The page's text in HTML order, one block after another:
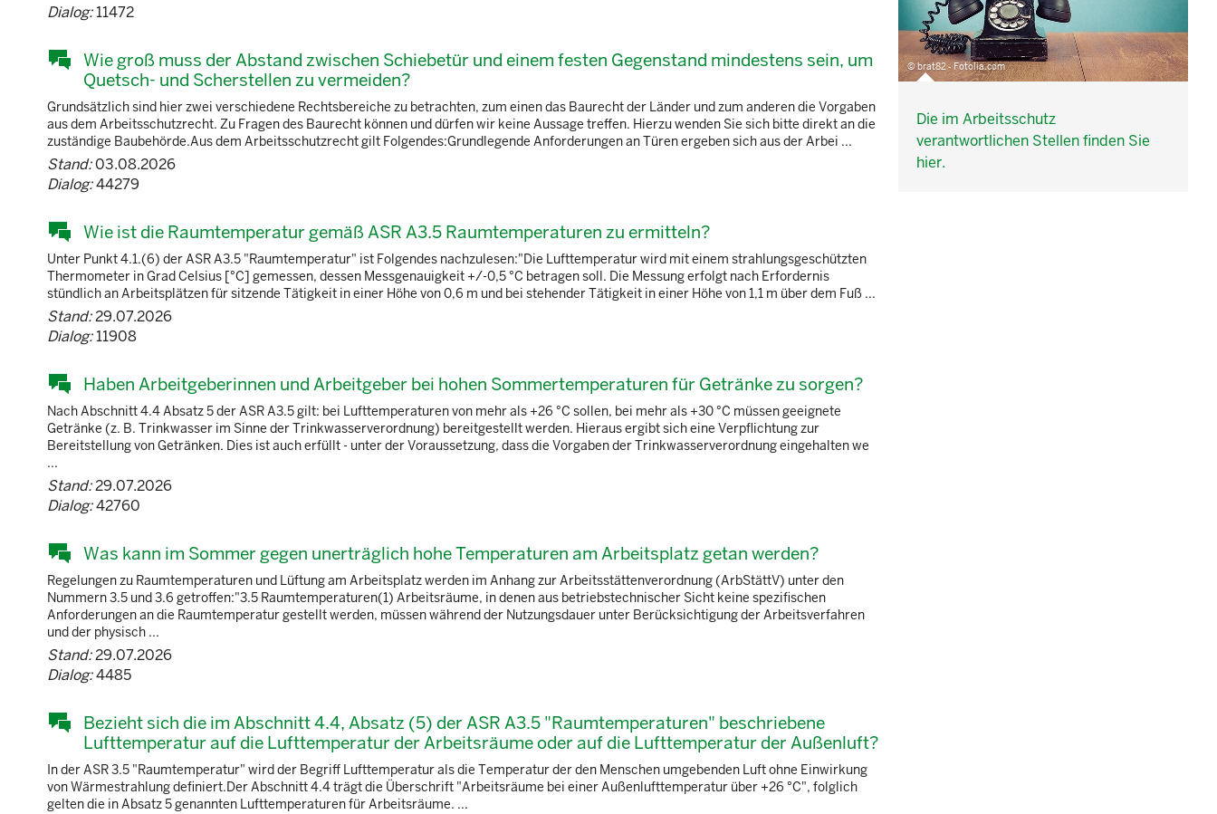
Dialog:11472
Wie groß muss der Abstand zwischen Schiebetür und einem festen Gegenstand mindestens sein, um
Quetsch- und Scherstellen zu vermeiden?
Grundsätzlich sind hier zwei verschiedene Rechtsbereiche zu betrachten, zum einen das Baurecht der Länder und zum anderen die Vorgaben
aus dem Arbeitsschutzrecht. Zu Fragen des Baurecht können und dürfen wir keine Aussage treffen. Hierzu wenden Sie sich bitte direkt an die
zuständige Baubehörde.Aus dem Arbeitsschutzrecht gilt Folgendes:Grundlegende Anforderungen an Türen ergeben sich aus der Arbei ...
Stand:03.08.2026
Dialog:44279
Wie ist die Raumtemperatur gemäß ASR A3.5 Raumtemperaturen zu ermitteln?
Unter Punkt 4.1.(6) der ASR A3.5 "Raumtemperatur" ist Folgendes nachzulesen:"Die Lufttemperatur wird mit einem strahlungsgeschützten
Thermometer in Grad Celsius [°C] gemessen, dessen Messgenauigkeit +/-0,5 °C betragen soll. Die Messung erfolgt nach Erfordernis
stündlich an Arbeitsplätzen für sitzende Tätigkeit in einer Höhe von 0,6 m und bei stehender Tätigkeit in einer Höhe von 1,1 m über dem Fuß ...
Stand:29.07.2026
Dialog:11908
Haben Arbeitgeberinnen und Arbeitgeber bei hohen Sommertemperaturen für Getränke zu sorgen?
Nach Abschnitt 4.4 Absatz 5 der ASR A3.5 gilt: bei Lufttemperaturen von mehr als +26 °C sollen, bei mehr als +30 °C müssen geeignete
Getränke (z. B. Trinkwasser im Sinne der Trinkwasserverordnung) bereitgestellt werden. Hieraus ergibt sich eine Verpflichtung zur
Bereitstellung von Getränken. Dies ist auch erfüllt - unter der Voraussetzung, dass die Vorgaben der Trinkwasserverordnung eingehalten we
...
Stand:29.07.2026
Dialog:42760
Was kann im Sommer gegen unerträglich hohe Temperaturen am Arbeitsplatz getan werden?
Regelungen zu Raumtemperaturen und Lüftung am Arbeitsplatz werden im Anhang zur Arbeitsstättenverordnung (ArbStättV) unter den
Nummern 3.5 und 3.6 getroffen:"3.5 Raumtemperaturen(1) Arbeitsräume, in denen aus betriebstechnischer Sicht keine spezifischen
Anforderungen an die Raumtemperatur gestellt werden, müssen während der Nutzungsdauer unter Berücksichtigung der Arbeitsverfahren
und der physisch ...
Stand:29.07.2026
Dialog:4485
Bezieht sich die im Abschnitt 4.4, Absatz (5) der ASR A3.5 "Raumtemperaturen" beschriebene
Lufttemperatur auf die Lufttemperatur der Arbeitsräume oder auf die Lufttemperatur der Außenluft?
In der ASR 3.5 "Raumtemperatur" wird der Begriff Lufttemperatur als die Temperatur der den Menschen umgebenden Luft ohne Einwirkung
von Wärmestrahlung definiert.Der Abschnitt 4.4 trägt die Überschrift "Arbeitsräume bei einer Außenlufttemperatur über +26 °C", folglich
gelten die in Absatz 5 genannten Lufttemperaturen für Arbeitsräume. ...
© brat82 - Fotolia.com
Die im Arbeitsschutz
verantwortlichen Stellen finden Sie
hier.